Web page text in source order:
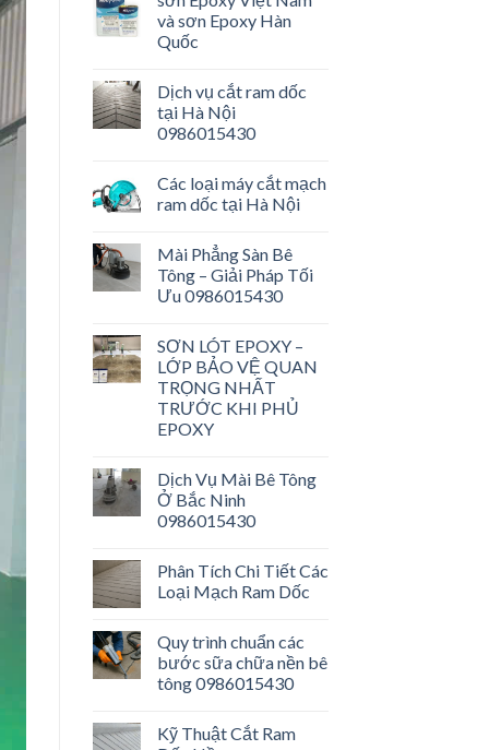
và sơn Epoxy Hàn
Quốc
Dịch vụ cắt ram dốc
tại Hà Nội
0986015430
Các loại máy cắt mạch
ram dốc tại Hà Nội
Mài Phẳng Sàn Bê
Tông – Giải Pháp Tối
Ưu 0986015430
SƠN LÓT EPOXY –
LỚP BẢO VỆ QUAN
TRỌNG NHẤT
TRƯỚC KHI PHỦ
EPOXY
Dịch Vụ Mài Bê Tông
Ở Bắc Ninh
0986015430
Phân Tích Chi Tiết Các
Loại Mạch Ram Dốc
Quy trình chuẩn các
bước sữa chữa nền bê
tông 0986015430
Kỹ Thuật Cắt Ram